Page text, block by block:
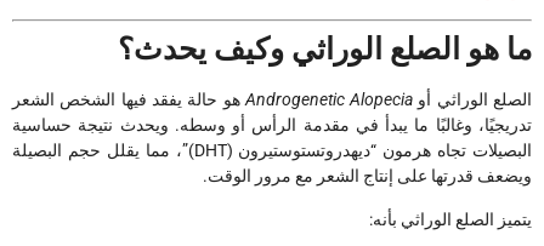
ما هو الصلع الوراثي وكيف يحدث؟
الصلع الوراثي أو Androgenetic Alopeciaهو حالة يفقد فيها الشخص الشعر
تدريجيًا، وغالبًا ما يبدأ في مقدمة الرأس أو وسطه. ويحدث نتيجة حساسية
البصيلات تجاه هرمون “ديهدروتستوستيرون (DHT)”، مما يقلل حجم البصيلة
ويضعف قدرتها على إنتاج الشعر مع مرور الوقت.
يتميز الصلع الوراثي بأنه: